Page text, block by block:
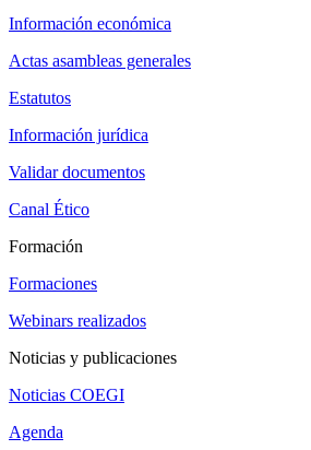
Información económica
Actas asambleas generales
Estatutos
Información jurídica
Validar documentos
Canal Ético
Formación
Formaciones
Webinars realizados
Noticias y publicaciones
Noticias COEGI
Agenda